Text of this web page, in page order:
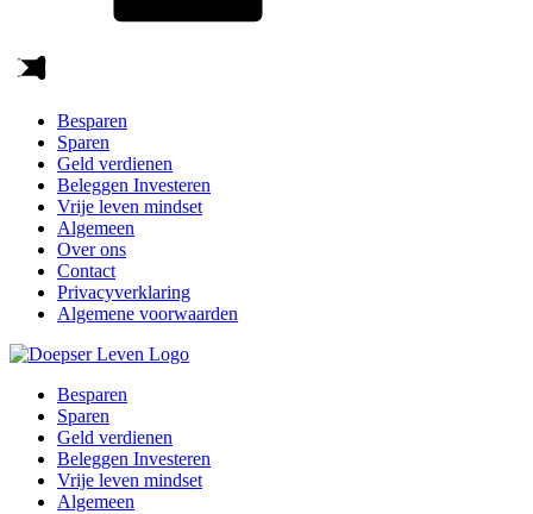
Besparen
Sparen
Geld verdienen
Beleggen Investeren
Vrije leven mindset
Algemeen
Over ons
Contact
Privacyverklaring
Algemene voorwaarden
Besparen
Sparen
Geld verdienen
Beleggen Investeren
Vrije leven mindset
Algemeen